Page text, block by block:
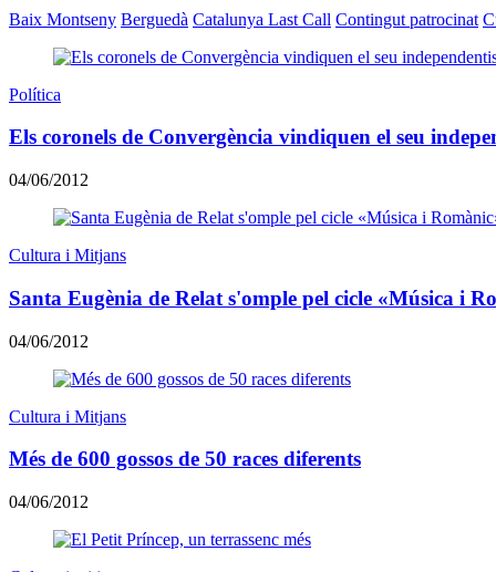
Baix Montseny Berguedà Catalunya Last Call Contingut patrocinat
Política
Els coronels de Convergència vindiquen el seu
04/06/2012
Cultura i Mitjans
Santa Eugènia de Relat s'omple pel cicle «Música i
04/06/2012
Cultura i Mitjans
Més de 600 gossos de 50 races diferents
04/06/2012